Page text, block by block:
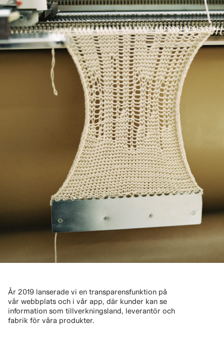
År 2019 lanserade vi en transparensfunktion på
vår webbplats och i vår app, där kunder kan se
information som tillverkningsland, leverantör och
fabrik för våra produkter.